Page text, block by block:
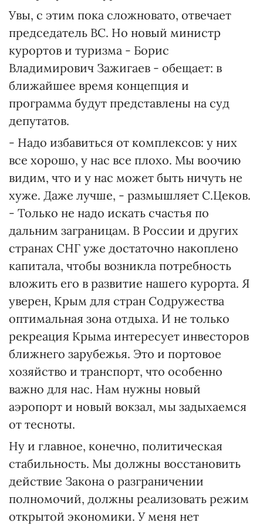
Увы, с этим пока сложновато, отвечает
председатель ВС. Но новый министр
курортов и туризма - Борис
Владимирович Зажигаев - обещает: в
ближайшее время концепция и
программа будут представлены на суд
депутатов.
- Надо избавиться от комплексов: у них
все хорошо, у нас все плохо. Мы воочию
видим, что и у нас может быть ничуть не
хуже. Даже лучше, - размышляет С.Цеков.
- Только не надо искать счастья по
дальним заграницам. В России и других
странах СНГ уже достаточно накоплено
капитала, чтобы возникла потребность
вложить его в развитие нашего курорта. Я
уверен, Крым для стран Содружества
оптимальная зона отдыха. И не только
рекреация Крыма интересует инвесторов
ближнего зарубежья. Это и портовое
хозяйство и транспорт, что особенно
важно для нас. Нам нужны новый
аэропорт и новый вокзал, мы задыхаемся
от тесноты.
Ну и главное, конечно, политическая
стабильность. Мы должны восстановить
действие Закона о разграничении
полномочий, должны реализовать режим
открытой экономики. У меня нет